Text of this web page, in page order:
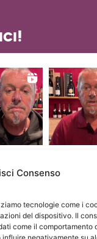
Consenso
tecnologie come i
del dispositivo. Il
come il comportamento